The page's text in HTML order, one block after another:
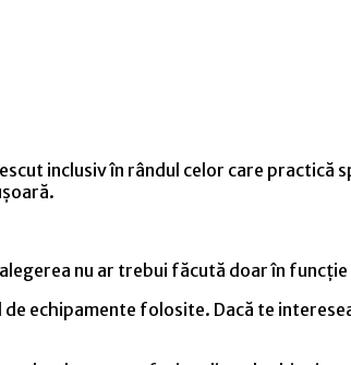
inclusiv în rândul celor care
nu ar trebui făcută doar în
echipamente folosite. Dacă te